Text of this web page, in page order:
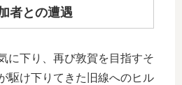
者との遭遇
に下り、再び敦賀を目指すそ
駆け下りてきた旧線へのヒル